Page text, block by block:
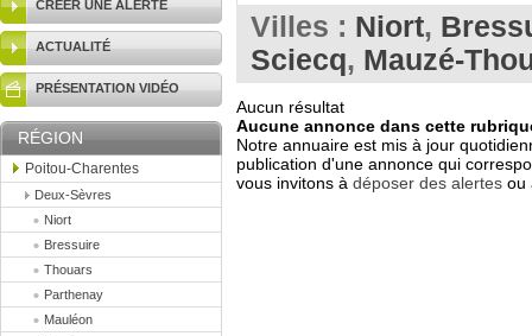
CRÉER UNE ALERTE
ACTUALITÉ
PRÉSENTATION VIDÉO
RÉGION
Poitou-Charentes
Deux-Sèvres
Niort
Bressuire
Thouars
Parthenay
Mauléon
Villes : Niort,
Sciecq, Mauzé-
Aucun résultat
Aucune annonce dans cette
Notre annuaire est mis à jour
publication d'une annonce qui
vous invitons à déposer des alertes ou